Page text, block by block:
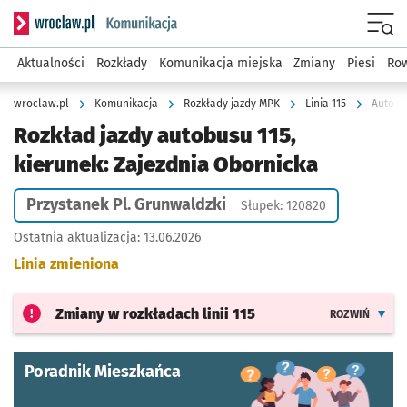
Serwis informacyjny wroclaw.pl podserwis: Komunikacja
Aktualności Rozkłady Komunikacja miejska Zmiany Piesi
wroclaw.pl Komunikacja Rozkłady jazdy MPK Linia 115
Rozkład jazdy autobusu 115,
kierunek: Zajezdnia Obornicka
Przystanek Pl. Grunwaldzki Słupek: 120820
Ostatnia aktualizacja: 13.06.2026
Linia zmieniona
Zmiany w rozkładach linii 115 ROZWIŃ
Poradnik Mieszkańca